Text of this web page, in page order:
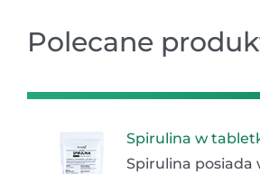
Polecane
Spirulina w
Spirulina posiada